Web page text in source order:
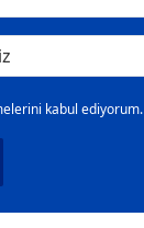
kabul ediyorum.